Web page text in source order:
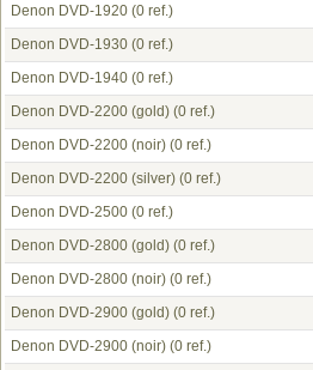
Denon DVD-1920 (0 ref.)
Denon DVD-1930 (0 ref.)
Denon DVD-1940 (0 ref.)
Denon DVD-2200 (gold) (0 ref.)
Denon DVD-2200 (noir) (0 ref.)
Denon DVD-2200 (silver) (0 ref.)
Denon DVD-2500 (0 ref.)
Denon DVD-2800 (gold) (0 ref.)
Denon DVD-2800 (noir) (0 ref.)
Denon DVD-2900 (gold) (0 ref.)
Denon DVD-2900 (noir) (0 ref.)